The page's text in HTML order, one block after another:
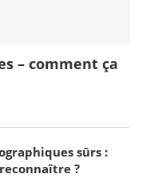
– comment ça
sûrs :
?